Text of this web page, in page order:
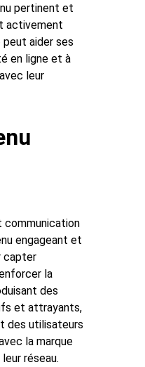
pertinent et
activement
peut aider ses
en ligne et à
leur
communication
engageant et
capter
la
des
et attrayants,
des utilisateurs
la marque
réseau.